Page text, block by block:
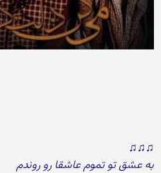
♫♫♫
به عشق تو تموم عاشقا رو روندم